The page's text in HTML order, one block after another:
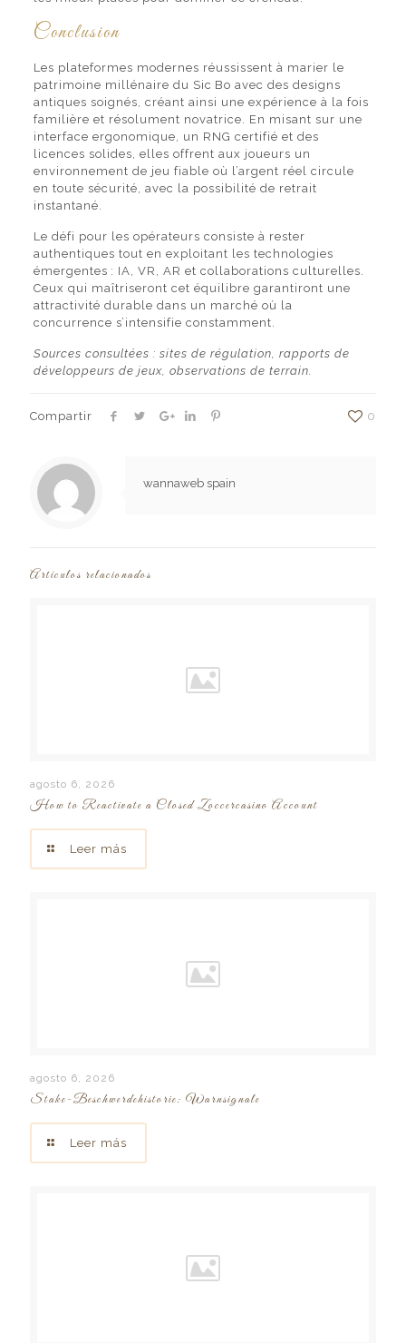
Conclusion
Les plateformes modernes réussissent à marier le
patrimoine millénaire du Sic Bo avec des designs
antiques soignés, créant ainsi une expérience à la fois
familière et résolument novatrice. En misant sur une
interface ergonomique, un RNG certifié et des
licences solides, elles offrent aux joueurs un
environnement de jeu fiable où l’argent réel circule
en toute sécurité, avec la possibilité de retrait
instantané.
Le défi pour les opérateurs consiste à rester
authentiques tout en exploitant les technologies
émergentes : IA, VR, AR et collaborations culturelles.
Ceux qui maîtriseront cet équilibre garantiront une
attractivité durable dans un marché où la
concurrence s’intensifie constamment.
Sources consultées : sites de régulation, rapports de
développeurs de jeux, observations de terrain.
Compartir 0
wannaweb spain
Artículos relacionados
agosto 6, 2026
How to Reactivate a Closed Zoccercasino Account
Leer más
agosto 6, 2026
Stake-Beschwerdehistorie: Warnsignale
Leer más